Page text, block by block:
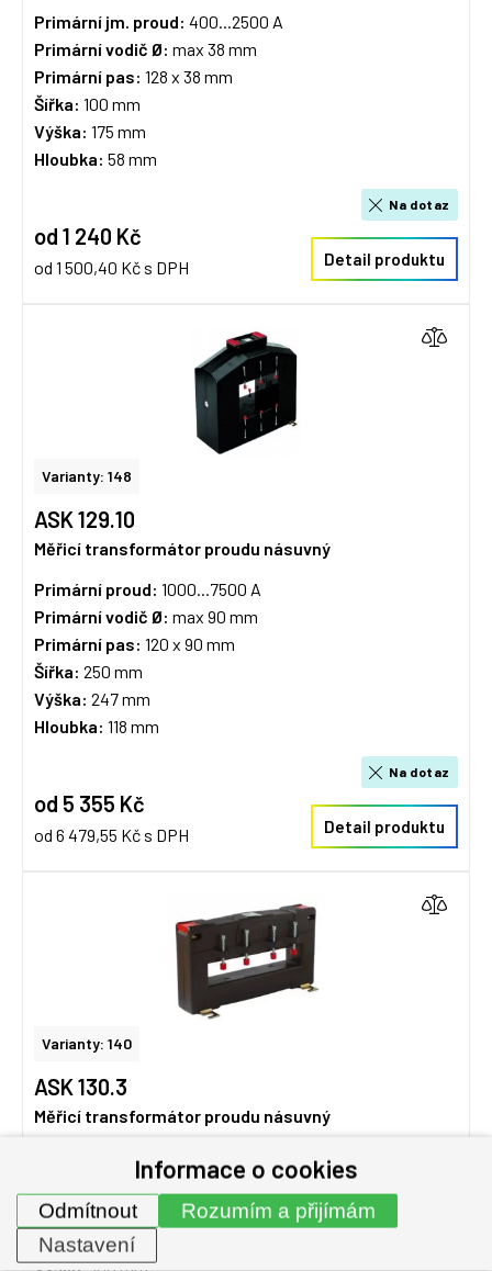
Primární jm. proud: 400...2500 A
Primární vodič Ø: max 38 mm
Primární pas: 128 x 38 mm
Šířka: 100 mm
Výška: 175 mm
Hloubka: 58 mm
od 1 240 Kč
od 1 500,40 Kč s DPH
Na dotaz
Detail produktu
Varianty: 148
ASK 129.10
Měřicí transformátor proudu násuvný
Primární proud: 1000...7500 A
Primární vodič Ø: max 90 mm
Primární pas: 120 x 90 mm
Šířka: 250 mm
Výška: 247 mm
Hloubka: 118 mm
od 5 355 Kč
od 6 479,55 Kč s DPH
Na dotaz
Detail produktu
Varianty: 140
ASK 130.3
Měřicí transformátor proudu násuvný
Primární jm. proud:
Primární vodič Ø:max 25 mm
Primární pas:
130 x 25 mm
Šířka:180 mm
Výška:100 mm
Informace o cookies
Rozumím a přijímám
Odmítnout
Nastavení